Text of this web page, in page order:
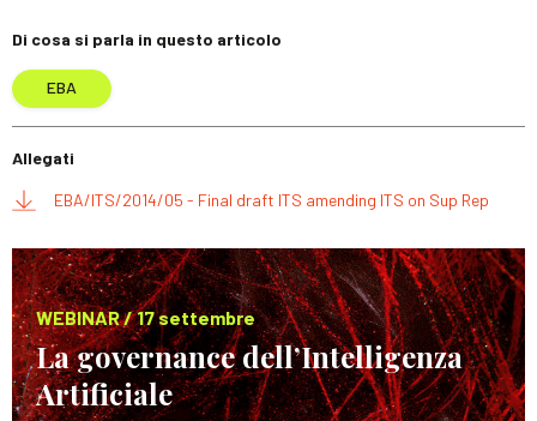
Di cosa si parla in questo articolo
EBA
Allegati
EBA/ITS/2014/05 - Final draft ITS amending ITS on Sup Rep
WEBINAR / 17 settembre
La governance dell’Intelligenza
Artificiale